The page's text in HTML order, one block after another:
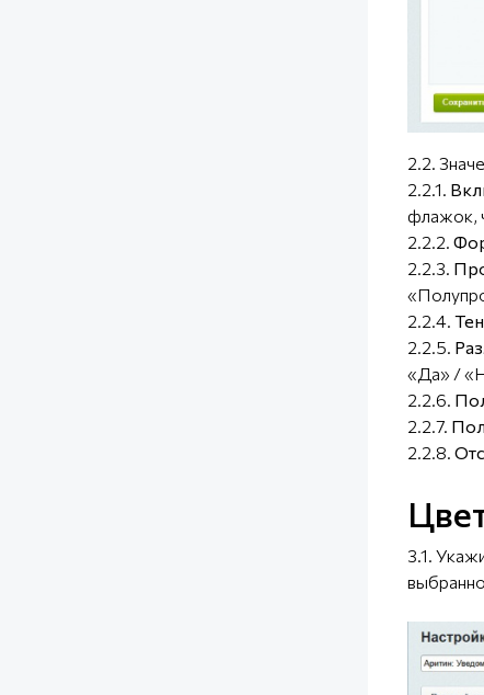
2.2.
2.2.1.
флажок,
2.2.2.
2.2.3.
2.2.4.
2.2.5.
«Да» /
2.2.6.
2.2.7.
2.2.8.
3.1.